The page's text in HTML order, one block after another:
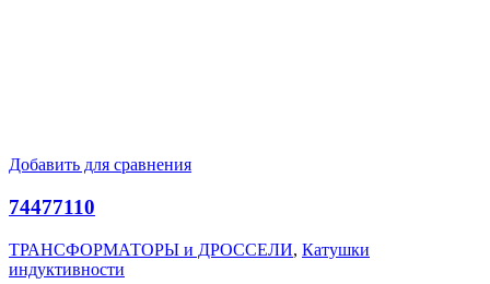
Добавить для сравнения
74477110
ТРАНСФОРМАТОРЫ и ДРОССЕЛИ, Катушки
индуктивности